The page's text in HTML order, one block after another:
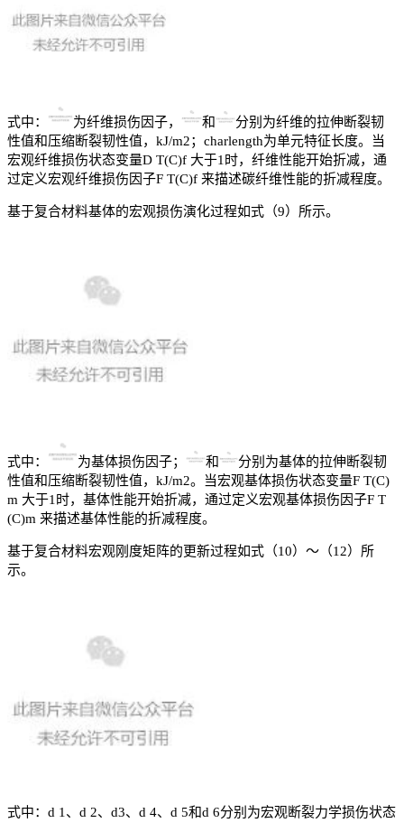
式中： 为纤维损伤因子， 和
分别为纤维的拉伸断裂韧
性值和压缩断裂韧性值，kJ/m2；charlength为单元特征长度。当
宏观纤维损伤状态变量D T(C)f 大于1时，纤维性能开始折减，通
过定义宏观纤维损伤因子F T(C)f 来描述碳纤维性能的折减程度。
基于复合材料基体的宏观损伤演化过程如式（9）所示。
式中： 为基体损伤因子； 和
分别为基体的拉伸断裂韧
性值和压缩断裂韧性值，kJ/m2。当宏观基体损伤状态变量F T(C)
m 大于1时，基体性能开始折减，通过定义宏观基体损伤因子F T
(C)m 来描述基体性能的折减程度。
基于复合材料宏观刚度矩阵的更新过程如式（10）～（12）所
示。
式中：d 1、d 2、d3、d 4、d 5和d 6分别为宏观断裂力学损伤状态